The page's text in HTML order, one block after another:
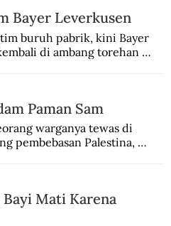
Bayer Leverkusen
buruh pabrik, kini Bayer
di ambang torehan
Paman Sam
warganya tewas di
pembebasan Palestina,
Mati Karena